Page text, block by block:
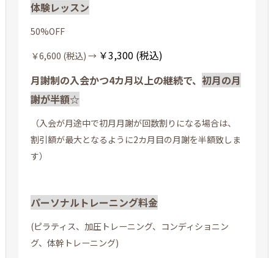
体験レッスン
50%OFF
￥6,600 (税込) → ￥3,300 (税込)
月謝制の入会かつ4カ月以上の継続で、 初月の月
謝が半額☆
（入会が月途中で初月月謝が回数割りになる場合は、
割引額が最大となるように2カ月目の月謝を半額致しま
す）
パーソナルトレーニング料金
(ピラティス、加圧トレーニング、コンディショニン
グ、体幹トレーニング)